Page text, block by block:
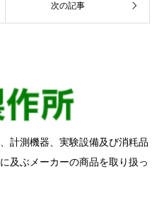
次の記事
計測機器、実験設備及び消粍品
及ぶメーカーの商品を取り扱っ